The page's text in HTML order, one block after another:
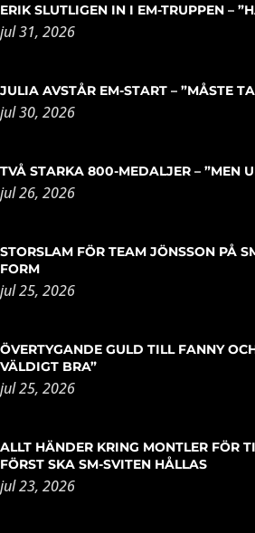
ERIK SLUTLIGEN IN I EM-TRUPPEN –
jul 31, 2026
JULIA AVSTÅR EM-START – ”MÅSTE
jul 30, 2026
TVÅ STARKA 800-MEDALJER – ”MEN
jul 26, 2026
STORSLAM FÖR TEAM JÖNSSON PÅ
FORM
jul 25, 2026
ÖVERTYGANDE GULD TILL FANNY
VÄLDIGT BRA”
jul 25, 2026
ALLT HÄNDER KRING MONTLER FÖR
FÖRST SKA SM-SVITEN HÅLLAS
jul 23, 2026